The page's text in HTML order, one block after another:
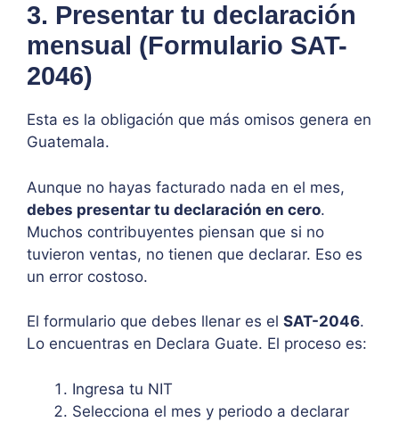
3. Presentar tu declaración
mensual (Formulario SAT-
2046)
Esta es la obligación que más omisos genera en
Guatemala.
Aunque no hayas facturado nada en el mes,
debes presentar tu declaración en cero.
Muchos contribuyentes piensan que si no
tuvieron ventas, no tienen que declarar. Eso es
un error costoso.
El formulario que debes llenar es el SAT-2046.
Lo encuentras en Declara Guate. El proceso es:
Ingresa tu NIT
Selecciona el mes y periodo a declarar